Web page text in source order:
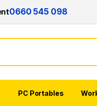
0660 545 098
PC Portables